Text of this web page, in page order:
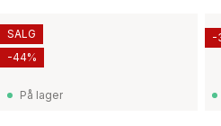
På lager
SALG
-44%
-